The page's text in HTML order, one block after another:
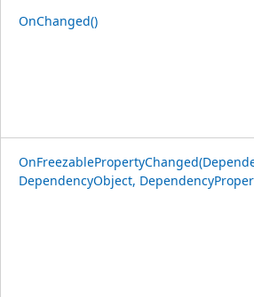
OnChanged()
DependencyObject,